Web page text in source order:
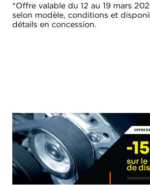
*Offre valable du 12 au 19 mars
selon modèle, conditions et
détails en concession.